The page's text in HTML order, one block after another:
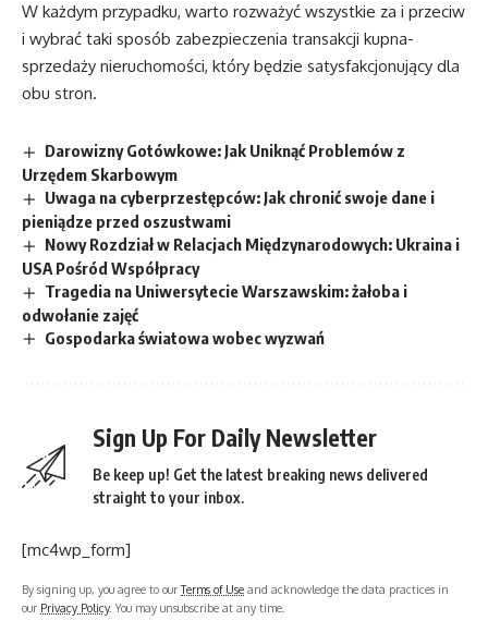
W każdym przypadku, warto rozważyć wszystkie za i przeciw
i wybrać taki sposób zabezpieczenia transakcji kupna-
sprzedaży nieruchomości, który będzie satysfakcjonujący dla
obu stron.
Darowizny Gotówkowe: Jak Uniknąć Problemów z
Urzędem Skarbowym
Uwaga na cyberprzestępców: Jak chronić swoje dane i
pieniądze przed oszustwami
Nowy Rozdział w Relacjach Międzynarodowych: Ukraina i
USA Pośród Współpracy
Tragedia na Uniwersytecie Warszawskim: żałoba i
odwołanie zajęć
Gospodarka światowa wobec wyzwań
Sign Up For Daily Newsletter
Be keep up! Get the latest breaking news delivered
straight to your inbox.
[mc4wp_form]
By signing up, you agree to ourTerms of Use and acknowledge the data practices in
our Privacy Policy. You may unsubscribe at any time.